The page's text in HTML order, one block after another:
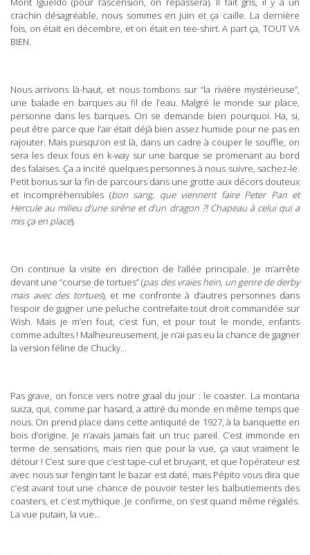
crachin désagréable, nous sommes en juin et ça caille. La dernière
fois, on était en décembre, et on était en tee-shirt. A part ça, TOUT VA
BIEN.
Nous arrivons là-haut, et nous tombons sur “la rivière mystérieuse”,
une balade en barques au fil de l’eau. Malgré le monde sur place,
personne dans les barques. On se demande bien pourquoi. Ha, si,
peut être parce que l’air était déjà bien assez humide pour ne pas en
rajouter. Mais puisqu’on est là, dans un cadre à couper le souffle, on
sera les deux fous en k-way sur une barque se promenant au bord
des falaises. Ça a incité quelques personnes à nous suivre, sachez-le.
Petit bonus sur la fin de parcours dans une grotte aux décors douteux
et incompréhensibles (bon sang, que viennent faire Peter Pan et
Hercule au milieu d’une sirène et d’un dragon ?! Chapeau à celui qui a
mis ça en place).
On continue la visite en direction de l’allée principale. Je m’arrête
devant une “course de tortues” (pas des vraies hein, un genre de derby
mais avec des tortues), et me confronte à d’autres personnes dans
l’espoir de gagner une peluche contrefaite tout droit commandée sur
Wish. Mais je m’en fout, c’est fun, et pour tout le monde, enfants
comme adultes ! Malheureusement, je n’ai pas eu la chance de gagner
la version féline de Chucky…
Pas grave, on fonce vers notre graal du jour : le coaster. La montana
suiza, qui, comme par hasard, a attiré du monde en même temps que
nous. On prend place dans cette antiquité de 1927, à la banquette en
bois d’origine. Je n’avais jamais fait un truc pareil. C’est immonde en
terme de sensations, mais rien que pour la vue, ça vaut vraiment le
détour ! C’est sure que c’est tape-cul et bruyant, et que l’opérateur est
avec nous sur l’engin tant le bazar est daté, mais Pépito vous dira que
c’est avant tout une chance de pouvoir tester les balbutiements des
coasters, et c’est mythique. Je confirme, on s’est quand même régalés.
La vue putain, la vue…